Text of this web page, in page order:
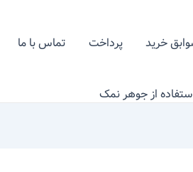
خرید پرداخت تماس با ما
از جوهر نمک